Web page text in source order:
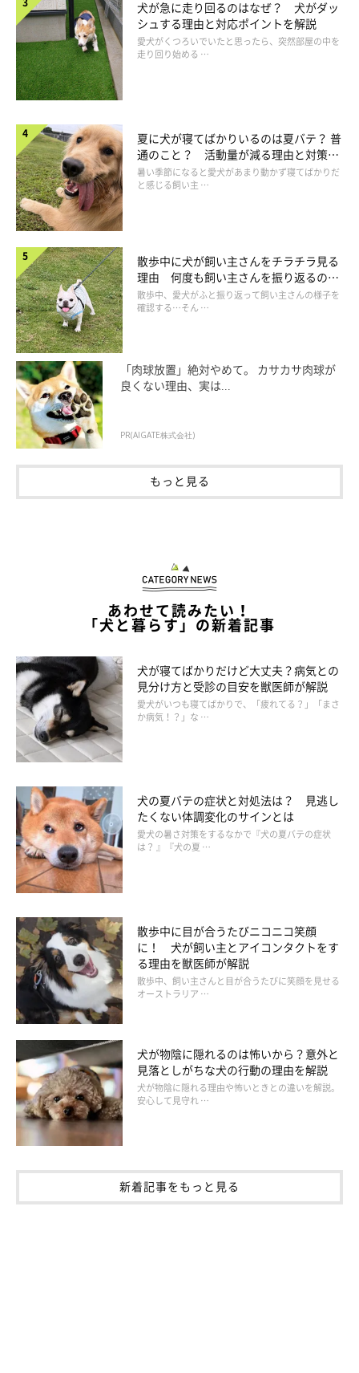
寝る前や寝起きになめるのはただのクセ
人が眠いときになんとなく目をこするに、犬も眠る前や寝起きに
無意識のうちに足や体をなめることがあります。子犬が母犬にな
められてうっとりして眠るように、眠る前に自分の足や肉球など
の体をペロペロなめると安心するのでしょう。
眠る前だけなめるのならとくに心配ありません。なめたあとや、
なめながら眠ってしまうようなら、単なる習慣やゆったりした気
持ちでなめているので、無理にやめさせようとせず、そっとして
おいてあげて。
不安や緊張、退屈などストレスを感じてペロ
ペロ
犬が急に走り回るのはなぜ？ 犬がダッ
シュする理由と対応ポイントを解説
愛犬がくつろいでいたと思ったら、突然部屋の中を
走り回り始める …
夏に犬が寝てばかりいるのは夏バテ？ 普
通のこと？ 活動量が減る理由と対策と
は
暑い季節になると愛犬があまり動かず寝てばかりだ
と感じる飼い主 …
散歩中に犬が飼い主さんをチラチラ見る
理由 何度も飼い主さんを振り返るのは
なぜ？
散歩中、愛犬がふと振り返って飼い主さんの様子を
確認する…そん …
「肉球放置」絶対やめて。 カサカサ肉球が
良くない理由、実は...
PR(AIGATE株式会社)
もっと見る
あわせて読みたい！
「犬と暮らす」の新着記事
犬が寝てばかりだけど大丈夫？病気との
見分け方と受診の目安を獣医師が解説
愛犬がいつも寝てばかりで、「疲れてる？」「まさ
か病気！？」な …
犬の夏バテの症状と対処法は？ 見逃し
たくない体調変化のサインとは
愛犬の暑さ対策をするなかで『犬の夏バテの症状
は？ 』『犬の夏 …
散歩中に目が合うたびニコニコ笑顔
に！ 犬が飼い主とアイコンタクトをす
る理由を獣医師が解説
散歩中、飼い主さんと目が合うたびに笑顔を見せる
オーストラリア …
犬が物陰に隠れるのは怖いから？意外と
見落としがちな犬の行動の理由を解説
犬が物陰に隠れる理由や怖いときとの違いを解説。
安心して見守れ …
新着記事をもっと見る